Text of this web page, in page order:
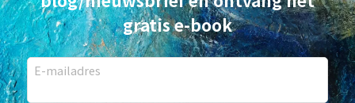
gratis e-book
E-mailadres